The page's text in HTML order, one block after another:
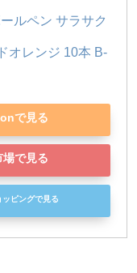
ルペン サラサク
オレンジ 10本 B-
で見る
場で見る
ピングで見る